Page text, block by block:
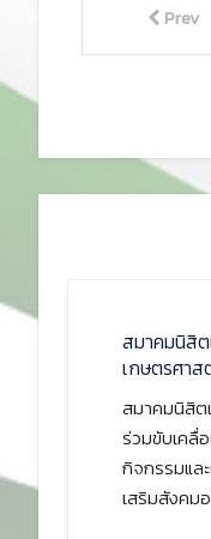
Prev
สมาคมนิสิต
เกษตรศาส
สมาคมนิสิต
ร่วมขับเคลื่
กิจกรรมแล
เสริมสังคม